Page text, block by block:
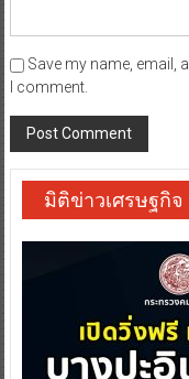
Save my name, email,
I comment.
มิติข่าวเศรษฐกิจ